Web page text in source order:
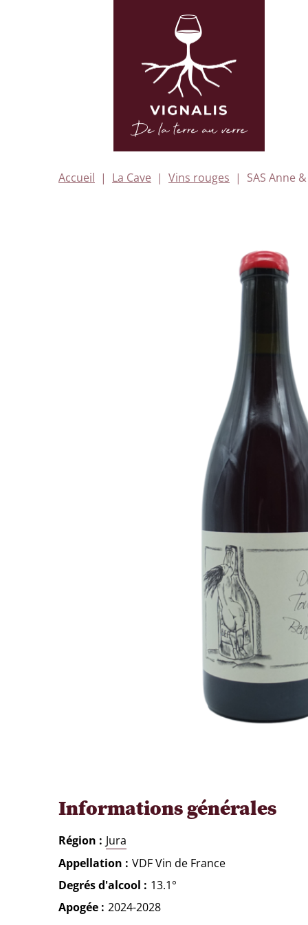
Accueil La Cave Vins rouges SAS Anne
Informations générales
Région
Jura
Appellation
VDF Vin de France
Degrés d'alcool
13.1°
Apogée
2024-2028